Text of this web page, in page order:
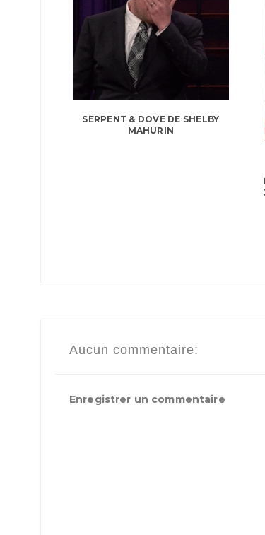
SERPENT & DOVE DE SHELBY
MAHURIN
Aucun commentaire:
Enregistrer un commentaire